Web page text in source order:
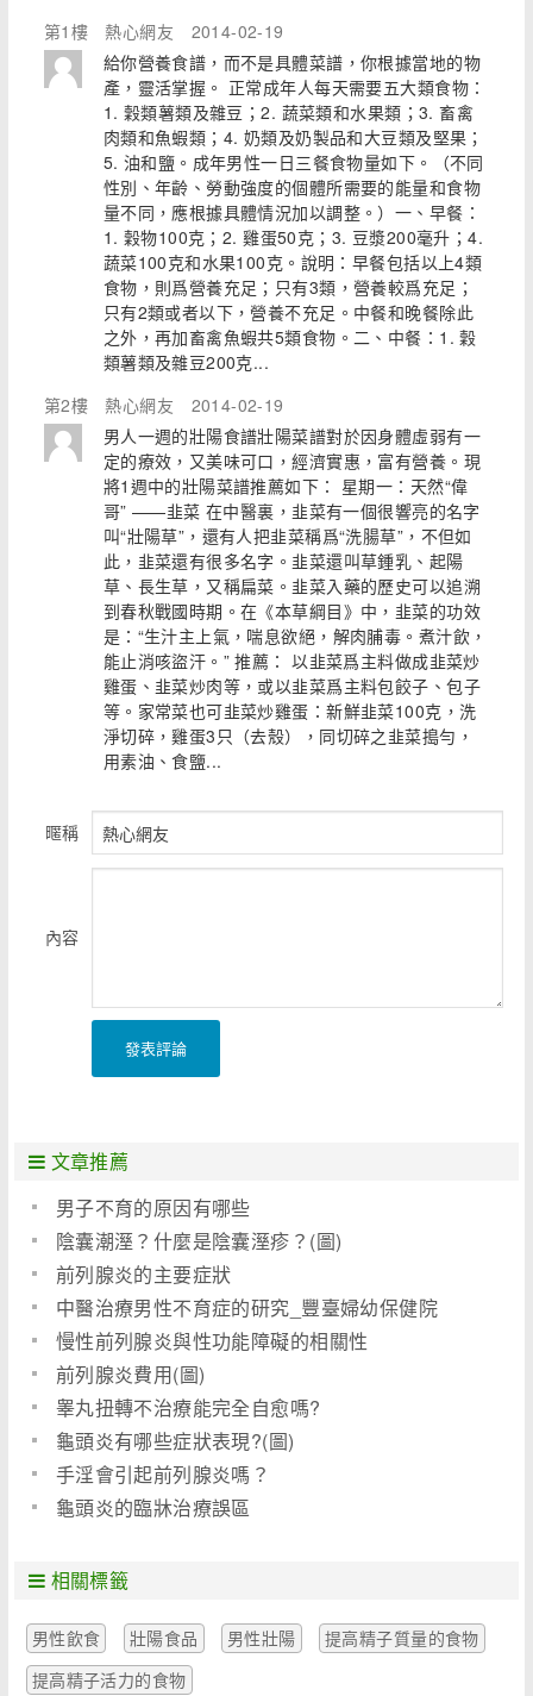
第1樓 熱心網友
2014-02-19
給你營養食譜，而不是具體菜譜，你根據當地的物
產，靈活掌握。 正常成年人每天需要五大類食物：
1. 穀類薯類及雜豆；2. 蔬菜類和水果類；3. 畜禽
肉類和魚蝦類；4. 奶類及奶製品和大豆類及堅果；
5. 油和鹽。成年男性一日三餐食物量如下。（不同
性別、年齡、勞動強度的個體所需要的能量和食物
量不同，應根據具體情況加以調整。）一、早餐：
1. 穀物100克；2. 雞蛋50克；3. 豆漿200毫升；4.
蔬菜100克和水果100克。說明：早餐包括以上4類
食物，則爲營養充足；只有3類，營養較爲充足；
只有2類或者以下，營養不充足。中餐和晚餐除此
之外，再加畜禽魚蝦共5類食物。二、中餐：1. 穀
類薯類及雜豆200克...
第2樓
熱心網友
2014-02-19
男人一週的壯陽食譜壯陽菜譜對於因身體虛弱有一
定的療效，又美味可口，經濟實惠，富有營養。現
將1週中的壯陽菜譜推薦如下： 星期一：天然“偉
哥” ——韭菜 在中醫裏，韭菜有一個很響亮的名字
叫“壯陽草”，還有人把韭菜稱爲“洗腸草”，不但如
此，韭菜還有很多名字。韭菜還叫草鍾乳、起陽
草、長生草，又稱扁菜。韭菜入藥的歷史可以追溯
到春秋戰國時期。在《本草綱目》中，韭菜的功效
是：“生汁主上氣，喘息欲絕，解肉脯毒。煮汁飲，
能止消咳盜汗。” 推薦： 以韭菜爲主料做成韭菜炒
雞蛋、韭菜炒肉等，或以韭菜爲主料包餃子、包子
等。家常菜也可韭菜炒雞蛋：新鮮韭菜100克，洗
淨切碎，雞蛋3只（去殼），同切碎之韭菜搗勻，
用素油、食鹽...
暱稱
內容
發表評論
文章推薦
男子不育的原因有哪些
陰囊潮溼？什麼是陰囊溼疹？(圖)
前列腺炎的主要症狀
中醫治療男性不育症的研究_豐臺婦幼保健院
慢性前列腺炎與性功能障礙的相關性
前列腺炎費用(圖)
睾丸扭轉不治療能完全自愈嗎?
龜頭炎有哪些症狀表現?(圖)
手淫會引起前列腺炎嗎？
龜頭炎的臨牀治療誤區
相關標籤
男性飲食 壯陽食品 男性壯陽
提高精子質量的食物
提高精子活力的食物